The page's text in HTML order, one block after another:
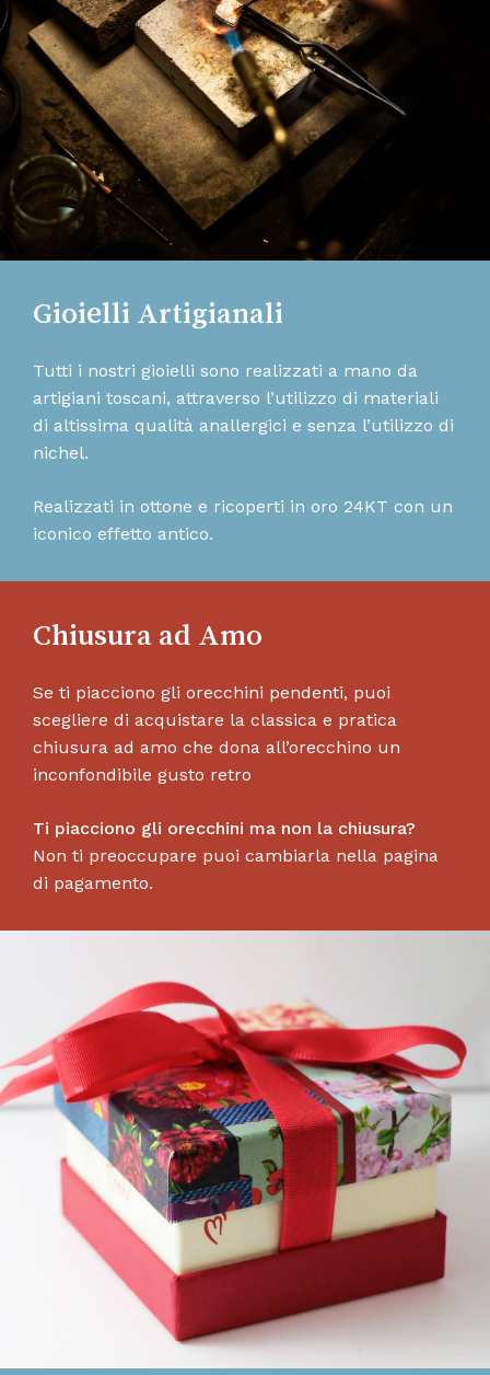
Gioielli Artigianali
Tutti i nostri gioielli sono realizzati a mano da
artigiani toscani, attraverso l’utilizzo di materiali
di altissima qualità anallergici e senza l’utilizzo di
nichel.
Realizzati in ottone e ricoperti in oro 24KT con un
iconico effetto antico.
Chiusura ad Amo
Se ti piacciono gli orecchini pendenti, puoi
scegliere di acquistare la classica e pratica
chiusura ad amo che dona all’orecchino un
inconfondibile gusto retro
Ti piacciono gli orecchini ma non la chiusura?
Non ti preoccupare puoi cambiarla nella pagina
di pagamento.